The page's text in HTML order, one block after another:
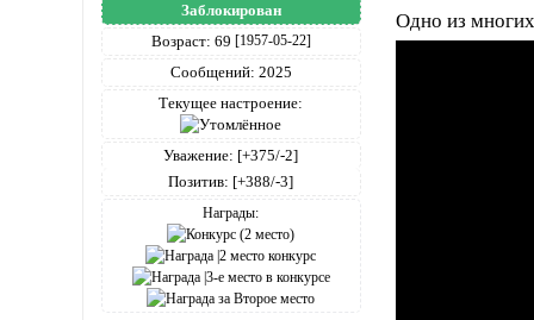
Заблокирован
Возраст: 69 [1957-05-22]
Сообщений: 2025
Текущее настроение:
Уважение: [+375/-2]
Позитив: [+388/-3]
Награды:
Одно из